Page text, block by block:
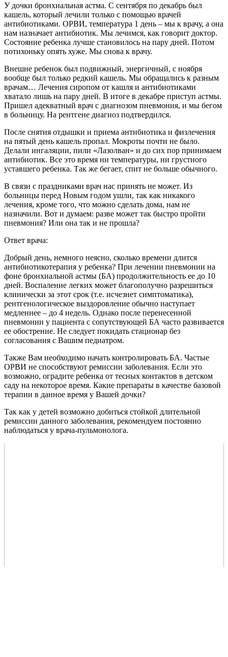
У дочки бронхиальная астма. С сентября по декабрь был
кашель, который лечили только с помощью врачей
антибиотиками. ОРВИ, температура 1 день – мы к врачу, а она
нам назначает антибиотик. Мы лечимся, как говорит доктор.
Состояние ребенка лучше становилось на пару дней. Потом
потихоньку опять хуже. Мы снова к врачу.
Внешне ребенок был подвижный, энергичный, с ноября
вообще был только редкий кашель. Мы обращались к разным
врачам… Лечения сиропом от кашля и антибиотиками
хватало лишь на пару дней. В итоге в декабре приступ астмы.
Пришел адекватный врач с диагнозом пневмония, и мы бегом
в больницу. На рентгене диагноз подтвердился.
После снятия отдышки и приема антибиотика и физлечения
на пятый день кашель пропал. Мокроты почти не было.
Делали ингаляции, пили «Лазолван» и до сих пор принимаем
антибиотик. Все это время ни температуры, ни грустного
уставшего ребенка. Так же бегает, спит не больше обычного.
В связи с праздниками врач нас принять не может. Из
больницы перед Новым годом ушли, так как никакого
лечения, кроме того, что можно сделать дома, нам не
назначили. Вот и думаем: разве может так быстро пройти
пневмония? Или она так и не прошла?
Ответ врача:
Добрый день, немного неясно, сколько времени длится
антибиотикотерапия у ребенка? При лечении пневмонии на
фоне бронхиальной астмы (БА) продолжительность ее до 10
дней. Воспаление легких может благополучно разрешиться
клинически за этот срок (т.е. исчезнет симптоматика),
рентгенологическое выздоровление обычно наступает
медленнее – до 4 недель. Однако после перенесенной
пневмонии у пациента с сопутствующей БА часто развивается
ее обострение. Не следует покидать стационар без
согласования с Вашим педиатром.
Также Вам необходимо начать контролировать БА. Частые
ОРВИ не способствуют ремиссии заболевания. Если это
возможно, оградите ребенка от тесных контактов в детском
саду на некоторое время. Какие препараты в качестве базовой
терапии в данное время у Вашей дочки?
Так как у детей возможно добиться стойкой длительной
ремиссии данного заболевания, рекомендуем постоянно
наблюдаться у врача-пульмонолога.